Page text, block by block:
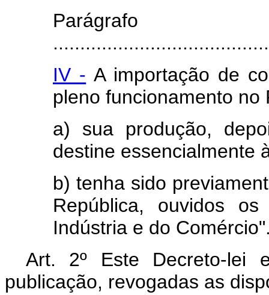
IV - A importação de
pleno funcionamento
a) sua produção,
destine essencialmente
b) tenha sido
República, ouvidos
Indústria e do
Art. 2º Este Decreto-lei
publicação, revogadas as